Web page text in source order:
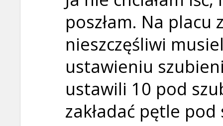
poszłam. Na placu
nieszczęśliwi
ustawieniu
ustawili 10 pod
zakładać pętle pod